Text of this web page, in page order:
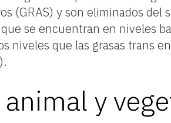
(GRAS) y son eliminados del
se encuentran en niveles
niveles que las grasas trans
y